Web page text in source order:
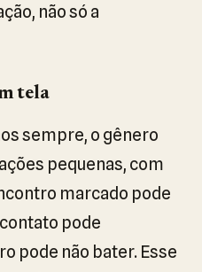
não só a
tela
sempre, o gênero
pequenas, com
marcado pode
pode
pode não bater. Esse